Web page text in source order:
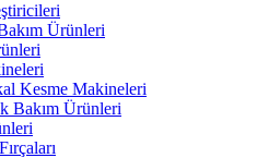
Ürünleri
Kesme Makineleri
Bakım Ürünleri